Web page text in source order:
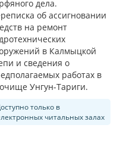
дела.
об ассигновании
на ремонт
в Калмыцкой
и сведения о
работах в
Унгун-Тариги.
только в
читальных залах